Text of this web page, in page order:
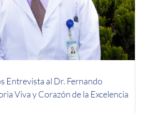
Entrevista al Dr. Fernando
Viva y Corazón de la Excelencia